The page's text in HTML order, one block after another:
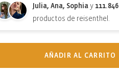
Julia, Ana, Sophia y 111.846
productos de reisenthel.
AÑADIR AL CARRITO